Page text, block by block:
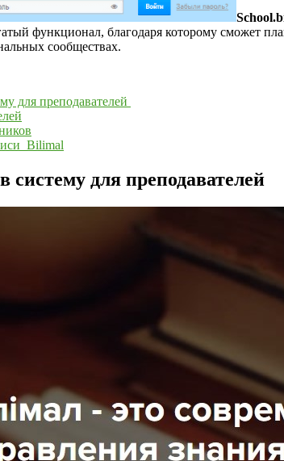
функционал, благодаря которому сможет
сообществах.
для преподавателей
Bilimal
систему для преподавателей